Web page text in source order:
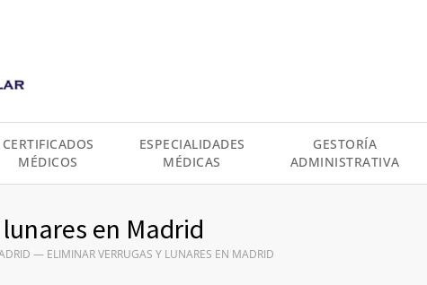
CERTIFICADOS
MÉDICOS
ESPECIALIDADES
MÉDICAS
GESTORÍA
ADMINISTRATIVA
en Madrid
— ELIMINAR VERRUGAS Y LUNARES EN MADRID